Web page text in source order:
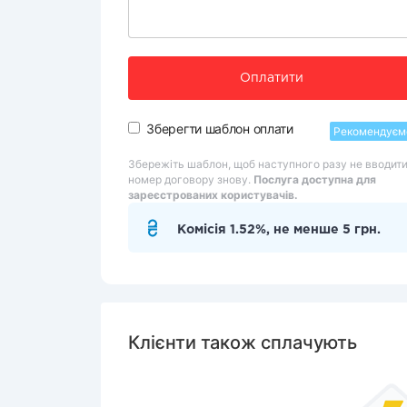
Оплатити
Зберегти шаблон оплати
Збережіть шаблон, щоб наступного разу не вводити
номер договору знову. Послуга доступна для
зареєстрованих користувачів.
Комісія 1.52%, не менше 5 грн.
Клієнти також сплачують